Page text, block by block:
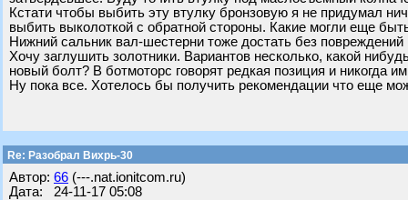
Кстати чтобы выбить эту втулку бронзовую я не придумал
выбить выколоткой с обратной стороны. Какие могли еще
Нижний сальник вал-шестерни тоже достать без
Хочу заглушить золотники. Вариантов несколько, какой
новый болт? В ботмоторс говорят редкая позиция и никогда
Ну пока все. Хотелось бы получить рекомендации что еще
Re: Разобрал Вихрь-30
Автор: 66 (---.nat.ionitcom.ru)
Дата: 24-11-17 05:08